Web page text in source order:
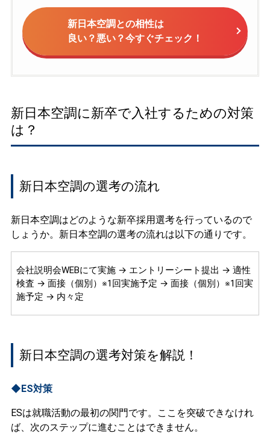
新日本空調との相性は
良い？悪い？今すぐチェック！
新日本空調に新卒で入社するための対策
は？
新日本空調の選考の流れ
新日本空調はどのような新卒採用選考を行っているので
しょうか。新日本空調の選考の流れは以下の通りです。
会社説明会WEBにて実施 → エントリーシート提出 → 適性
検査 → 面接（個別）※1回実施予定 → 面接（個別）※1回実
施予定 → 内々定
新日本空調の選考対策を解説！
◆ES対策
ESは就職活動の最初の関門です。ここを突破できなけれ
ば、次のステップに進むことはできません。